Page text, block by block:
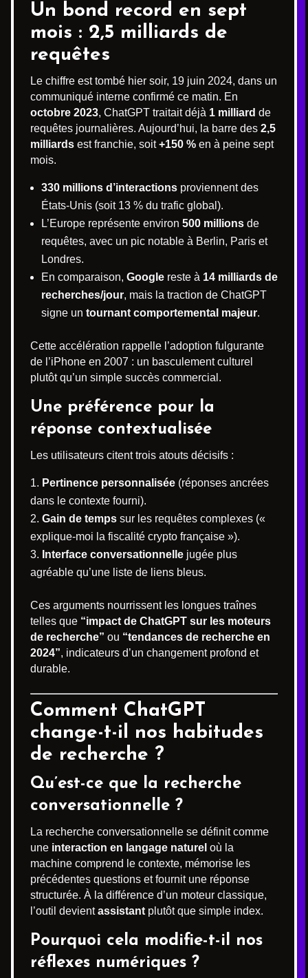
Un bond record en sept
mois : 2,5 milliards de
requêtes
Le chiffre est tombé hier soir, 19 juin 2024, dans un
communiqué interne confirmé ce matin. En
octobre 2023, ChatGPT traitait déjà 1 milliard de
requêtes journalières. Aujourd’hui, la barre des 2,5
milliards est franchie, soit+150 % en à peine sept
mois.
330 millions d’interactions proviennent des
États-Unis (soit 13 % du trafic global).
L’Europe représente environ 500 millions de
requêtes, avec un pic notable à Berlin, Paris et
Londres.
En comparaison, Google reste à 14 milliards de
recherches/jour, mais la traction de ChatGPT
signe un tournant comportemental majeur.
Cette accélération rappelle l’adoption fulgurante
de l’iPhone en 2007 : un basculement culturel
plutôt qu’un simple succès commercial.
Une préférence pour la
réponse contextualisée
Les utilisateurs citent trois atouts décisifs :
Pertinence personnalisée (réponses ancrées
dans le contexte fourni).
Gain de temps sur les requêtes complexes («
explique-moi la fiscalité crypto française »).
Interface conversationnelle jugée plus
agréable qu’une liste de liens bleus.
Ces arguments nourrissent les longues traînes
telles que “impact de ChatGPT sur les moteurs
de recherche” ou “tendances de recherche en
2024”, indicateurs d’un changement profond et
durable.
Comment ChatGPT
change-t-il nos habitudes
de recherche ?
Qu’est-ce que la recherche
conversationnelle ?
La recherche conversationnelle se définit comme
une interaction en langage naturel où la
machine comprend le contexte, mémorise les
précédentes questions et fournit une réponse
structurée. À la différence d’un moteur classique,
l’outil devientassistant plutôt que simple index.
Pourquoi cela modifie-t-il nos
réflexes numériques ?